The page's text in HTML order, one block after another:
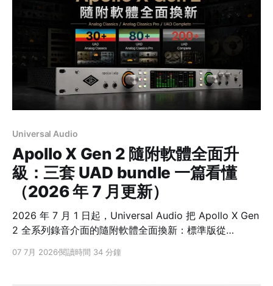
microSD 機身錄音註1的 Podcast 工作站。 先用人數與
外景需求分流：單人固定接電腦可看 Vocaster One；雙
人桌面可依監聽需求比較 SSL 2 MKII、SSL 2+ MKII、
MAONO E2 Gen 2、Zenith
Universal Audio
Apollo X Gen 2 隨附軟體全面升
級：三套 UAD bundle 一篇看懂
（2026 年 7 月更新）
2026 年 7 月 1 日起，Universal Audio 把 Apollo X Gen
2 全系列錄音介面的隨附軟體全面換新：標準版從
Classics（30+ 款），進階版從 Studio+（50+ 款）升級
07 7月 2026閱讀時間 34 分鐘